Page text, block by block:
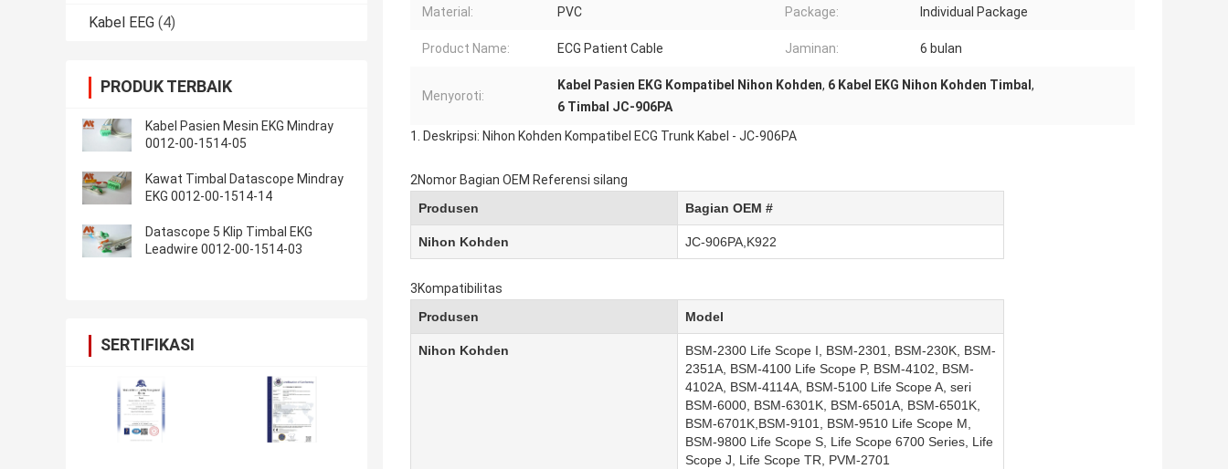
Kabel EEG (4)
PRODUK TERBAIK
Kabel Pasien Mesin EKG Mindray
0012-00-1514-05
Kawat Timbal Datascope Mindray
EKG 0012-00-1514-14
Datascope 5 Klip Timbal EKG
Leadwire 0012-00-1514-03
SERTIFIKASI
Material: PVC Package: Individual Package
Product Name: ECG Patient Cable Jaminan: 6 bulan
Menyoroti:
Kabel Pasien EKG Kompatibel Nihon Kohden, 6 Kabel EKG Nihon Kohden Timbal ,
6 Timbal JC-906PA
1. Deskripsi: Nihon Kohden Kompatibel ECG Trunk Kabel - JC-906PA
2Nomor Bagian OEM Referensi silang
Produsen
Bagian OEM #
Nihon Kohden JC-906PA,K922
3Kompatibilitas
Produsen
Model
Nihon Kohden
BSM-2300 Life Scope I, BSM-2301, BSM-230K, BSM-
2351A, BSM-4100 Life Scope P, BSM-4102, BSM-
4102A, BSM-4114A, BSM-5100 Life Scope A, seri
BSM-6000, BSM-6301K, BSM-6501A, BSM-6501K,
BSM-6701K,BSM-9101, BSM-9510 Life Scope M,
BSM-9800 Life Scope S, Life Scope 6700 Series, Life
Scope J, Life Scope TR, PVM-2701